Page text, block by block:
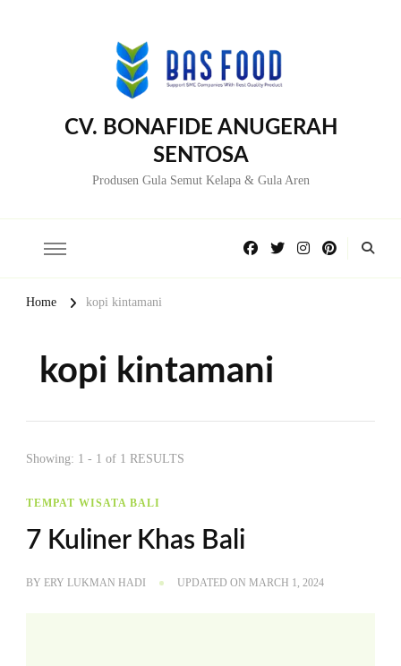
CV. BONAFIDE ANUGERAH
SENTOSA
Produsen Gula Semut Kelapa & Gula Aren
Home kopi kintamani
kopi kintamani
Showing: 1 - 1 of 1 RESULTS
TEMPAT WISATA BALI
7 Kuliner Khas Bali
BY ERY LUKMAN HADI UPDATED ON MARCH 1, 2024